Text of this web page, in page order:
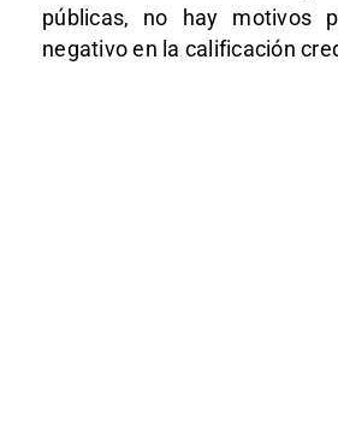
públicas, no hay motivos
negativo en la calificación